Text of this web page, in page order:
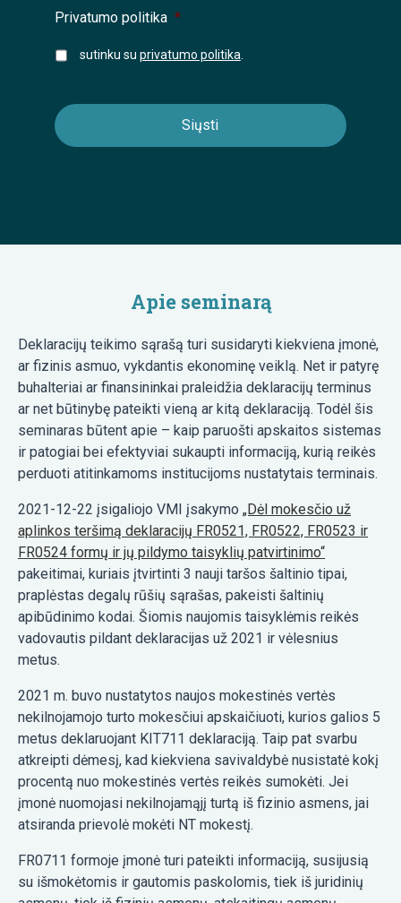
Privatumo politika *
sutinku su privatumo politika
Apie seminarą
Deklaracijų teikimo sąrašą turi susidaryti kiekviena įmonė,
ar fizinis asmuo, vykdantis ekonominę veiklą. Net ir patyrę
buhalteriai ar finansininkai praleidžia deklaracijų terminus
ar net būtinybę pateikti vieną ar kitą deklaraciją. Todėl šis
seminaras būtent apie – kaip paruošti apskaitos sistemas
ir patogiai bei efektyviai sukaupti informaciją, kurią reikės
perduoti atitinkamoms institucijoms nustatytais terminais.
2021-12-22 įsigaliojo VMI įsakymo „Dėl mokesčio už
aplinkos teršimą deklaracijų FR0521, FR0522, FR0523 ir
FR0524 formų ir jų pildymo taisyklių patvirtinimo“
pakeitimai, kuriais įtvirtinti 3 nauji taršos šaltinio tipai,
praplėstas degalų rūšių sąrašas, pakeisti šaltinių
apibūdinimo kodai. Šiomis naujomis taisyklėmis reikės
vadovautis pildant deklaracijas už 2021 ir vėlesnius
metus.
2021 m. buvo nustatytos naujos mokestinės vertės
nekilnojamojo turto mokesčiui apskaičiuoti, kurios galios 5
metus deklaruojant KIT711 deklaraciją. Taip pat svarbu
atkreipti dėmesį, kad kiekviena savivaldybė nusistatė kokį
procentą nuo mokestinės vertės reikės sumokėti. Jei
įmonė nuomojasi nekilnojamąjį turtą iš fizinio asmens, jai
atsiranda prievolė mokėti NT mokestį.
FR0711 formoje įmonė turi pateikti informaciją, susijusią
su išmokėtomis ir gautomis paskolomis, tiek iš juridinių